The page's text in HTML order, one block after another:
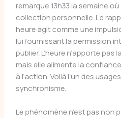
remarque 13h33 la semaine
collection personnelle. Le
heure agit comme une
lui fournissant la permission
publier. L’heure n’apporte
mais elle alimente la
à l’action. Voilà l’un des
synchronisme.
Le phénomène n’est pas non